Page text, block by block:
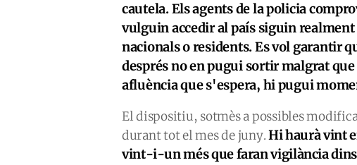
cautela. Els agents de la policia
vulguin accedir al país siguin
nacionals o residents. Es vol garantir
després no en pugui sortir malgrat
afluència que s'espera, hi pugui
El dispositiu, sotmès a possibles
durant tot el mes de juny.Hi haurà vint
vint-i-un més que faran vigilància dins